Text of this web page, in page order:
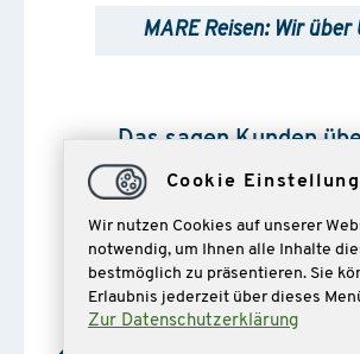
MARE Reisen: Wir über
Das sagen Kunden
Anonym
27.07.2026
★★★★★
Cookie
Wir nutzen Cookies auf unserer
notwendig, um Ihnen alle Inhalte
bestmöglich zu präsentieren. Sie
Erlaubnis jederzeit über dieses
Zur Datenschutzerklärung